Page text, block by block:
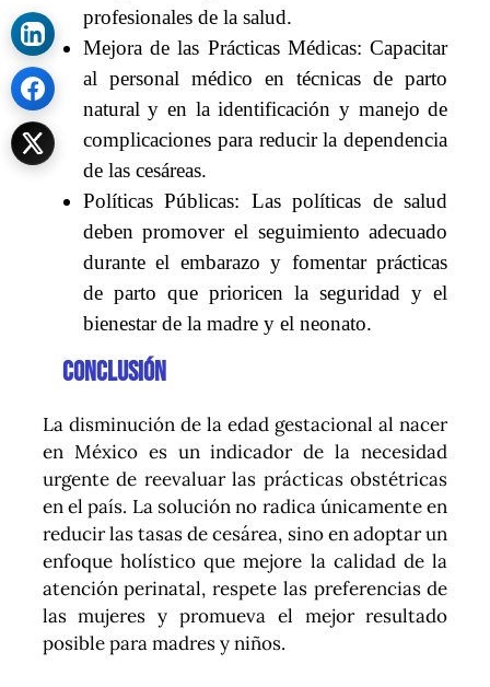
profesionales de la salud.
Mejora de las Prácticas Médicas: Capacitar
al personal médico en técnicas de parto
natural y en la identificación y manejo de
complicaciones para reducir la dependencia
de las cesáreas.
Políticas Públicas: Las políticas de salud
deben promover el seguimiento adecuado
durante el embarazo y fomentar prácticas
de parto que prioricen la seguridad y el
bienestar de la madre y el neonato.
Conclusión
La disminución de la edad gestacional al nacer
en México es un indicador de la necesidad
urgente de reevaluar las prácticas obstétricas
en el país. La solución no radica únicamente en
reducir las tasas de cesárea, sino en adoptar un
enfoque holístico que mejore la calidad de la
atención perinatal, respete las preferencias de
las mujeres y promueva el mejor resultado
posible para madres y niños.